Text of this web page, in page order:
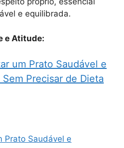
e equilibrada.
e Atitude:
um Prato Saudável e
Precisar de Dieta
Prato Saudável e